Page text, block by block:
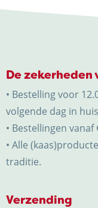
De zekerheden
• Bestelling voor
volgende dag in
• Bestellingen
• Alle
traditie.
Verzending